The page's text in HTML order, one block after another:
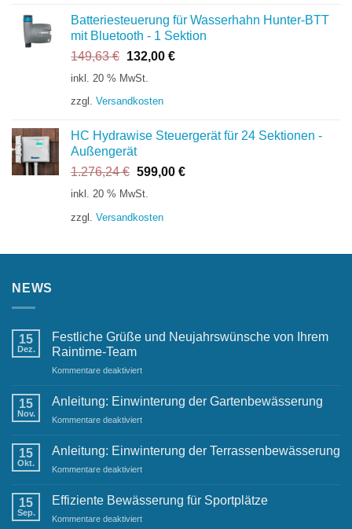
Batteriesteuerung für Wasserhahn Hunter-BTT
mit Bluetooth - 1 Sektion
149,63€ Ursprünglicher
Preis
149,63 €
132,00 €Aktueller
inkl. 20 % MwSt.
zzgl. Versandkosten
HC Hydrawise Steuergerät für 24 Sektionen -
Außengerät
1.276,24€ Ursprünglicher
Preis
1.276,24 €
599,00 €Aktueller
inkl. 20 % MwSt.
zzgl. Versandkosten
NEWS
15
Dez.
Festliche Grüße und Neujahrswünsche von Ihrem
Raintime-Team
Kommentare deaktiviertfür
Grüße
Neujahrswünsche
Ihrem
15
Nov.
Anleitung: Einwinterung der Gartenbewässerung
Kommentare deaktiviertfür
Einwinterung
Gartenbewässerung
15
Okt.
Anleitung: Einwinterung der Terrassenbewässerung
Kommentare deaktiviertfür
Einwinterung
Terrassenbewässerung
15
Sep.
Effiziente Bewässerung für Sportplätze
Kommentare deaktiviertfür